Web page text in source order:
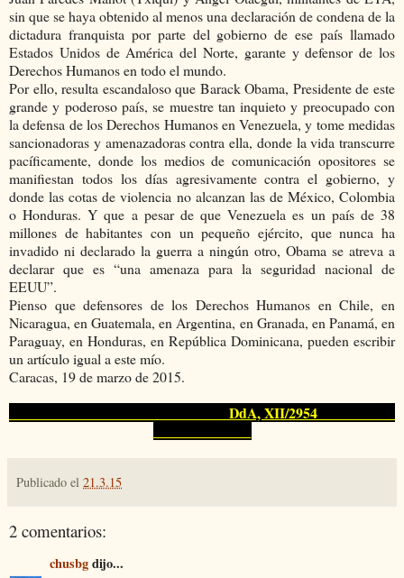
sin que se haya obtenido al menos una declaración de condena de la
dictadura franquista por parte del gobierno de ese país llamado
Estados Unidos de América del Norte, garante y defensor de los
Derechos Humanos en todo el mundo.
Por ello, resulta escandaloso que Barack Obama, Presidente de este
grande y poderoso país, se muestre tan inquieto y preocupado con
la defensa de los Derechos Humanos en Venezuela, y tome medidas
sancionadoras y amenazadoras contra ella, donde la vida transcurre
pacíficamente, donde los medios de comunicación opositores se
manifiestan todos los días agresivamente contra el gobierno, y
donde las cotas de violencia no alcanzan las de México, Colombia
o Honduras. Y que a pesar de que Venezuela es un país de 38
millones de habitantes con un pequeño ejército, que nunca ha
invadido ni declarado la guerra a ningún otro, Obama se atreva a
declarar que es “una amenaza para la seguridad nacional de
EEUU”.
Pienso que defensores de los Derechos Humanos en Chile, en
Nicaragua, en Guatemala, en Argentina, en Granada, en Panamá, en
Paraguay, en Honduras, en República Dominicana, pueden escribir
un artículo igual a este mío.
Caracas, 19 de marzo de 2015.
DdA, XII/2954
Publicado el 21.3.15
2 comentarios:
chusbgdijo...